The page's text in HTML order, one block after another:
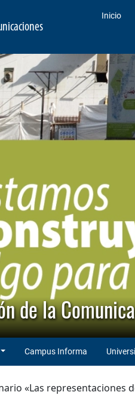
Inicio
de la
Campus Informa
«Las